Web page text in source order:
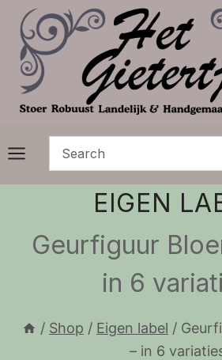
Doorgaan
naar
inhoud
EIGEN
Geurfiguur
in 6
/ Shop / Eigen label /
– in 6